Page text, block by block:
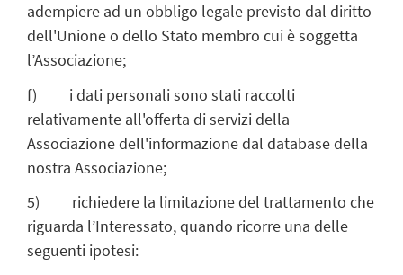
adempiere ad un obbligo legale previsto dal diritto
dell'Unione o dello Stato membro cui è soggetta
l’Associazione;
f) i dati personali sono stati raccolti
relativamente all'offerta di servizi della
Associazione dell'informazione dal database della
nostra Associazione;
5) richiedere la limitazione del trattamento che
riguarda l’Interessato, quando ricorre una delle
seguenti ipotesi: